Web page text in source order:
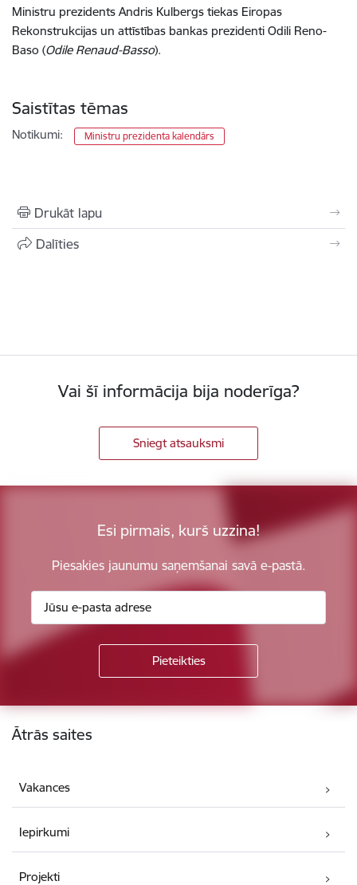
Ministru prezidents Andris Kulbergs tiekas Eiropas
Rekonstrukcijas un attīstības bankas prezidenti Odili Reno-
Baso (Odile Renaud-Basso).
Saistītas tēmas
Notikumi: Ministru prezidenta kalendārs
Drukāt lapu
Dalīties
Vai šī informācija bija noderīga?
Sniegt atsauksmi
Esi pirmais, kurš uzzina!
Piesakies jaunumu saņemšanai savā e-pastā.
Kājene
Ātrās saites
Vakances
Iepirkumi
Projekti